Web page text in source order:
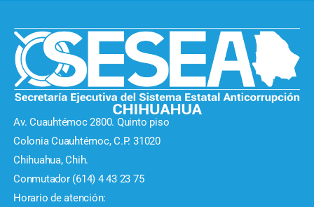
Av. Cuauhtémoc 2800. Quinto piso
Colonia Cuauhtémoc, C.P. 31020
Chihuahua, Chih.
Conmutador (614) 4 43 23 75
Horario de atención: